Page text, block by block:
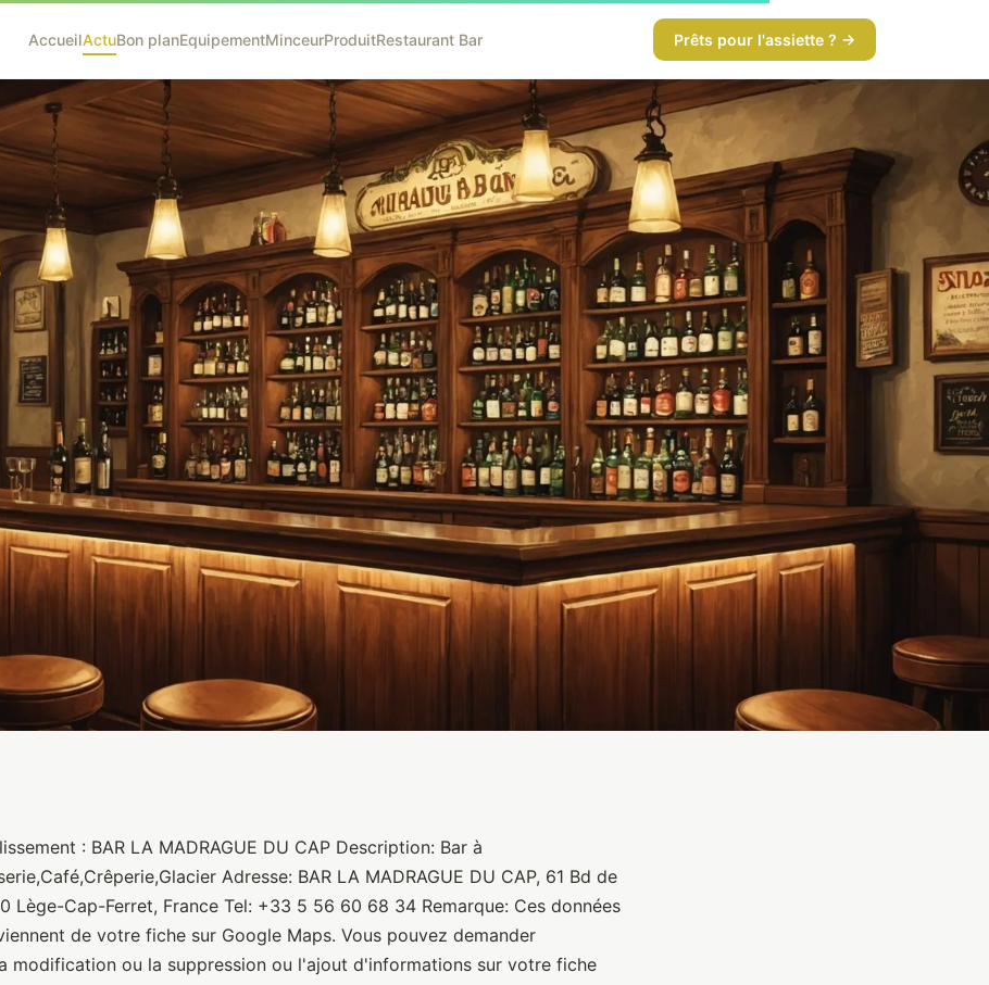
AccueilActuBon planEquipementMinceurProduitRestaurant Bar Prêts pour l'assiette ? →
DU CAP
: BAR LA MADRAGUE DU CAP Description: Bar à
Adresse: BAR LA MADRAGUE DU CAP, 61 Bd de
Lège-Cap-Ferret, France Tel: +33 5 56 60 68 34 Remarque: Ces données
de votre fiche sur Google Maps. Vous pouvez demander
modification ou la suppression ou l'ajout d'informations sur votre fiche